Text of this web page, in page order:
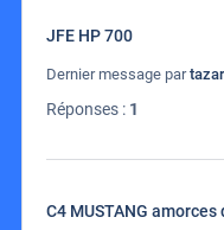
JFE HP 700
Dernier message par
Réponses : 1
C4 MUSTANG amorces